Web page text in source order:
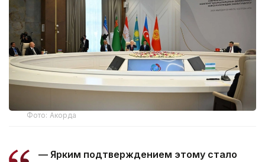
Фото: Акорда
— Ярким подтверждением этому стало